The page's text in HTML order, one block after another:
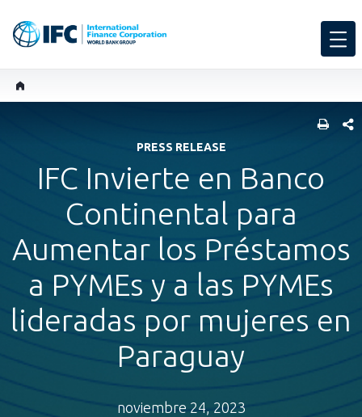
PRESS RELEASE
IFC Invierte en Banco
Continental para
Aumentar los Préstamos
a PYMEs y a las PYMEs
lideradas por mujeres en
Paraguay
noviembre 24, 2023